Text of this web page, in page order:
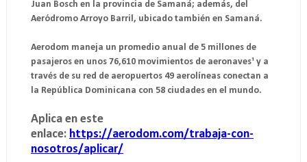
Juan Bosch en la provincia de Samaná; además, del
Aeródromo Arroyo Barril, ubicado también en Samaná.
Aerodom maneja un promedio anual de 5 millones de
pasajeros en unos 76,610 movimientos de aeronaves¹ y a
través de su red de aeropuertos 49 aerolíneas conectan a
la República Dominicana con 58 ciudades en el mundo.
Aplica en este
enlace: https://aerodom.com/trabaja-con-
nosotros/aplicar/